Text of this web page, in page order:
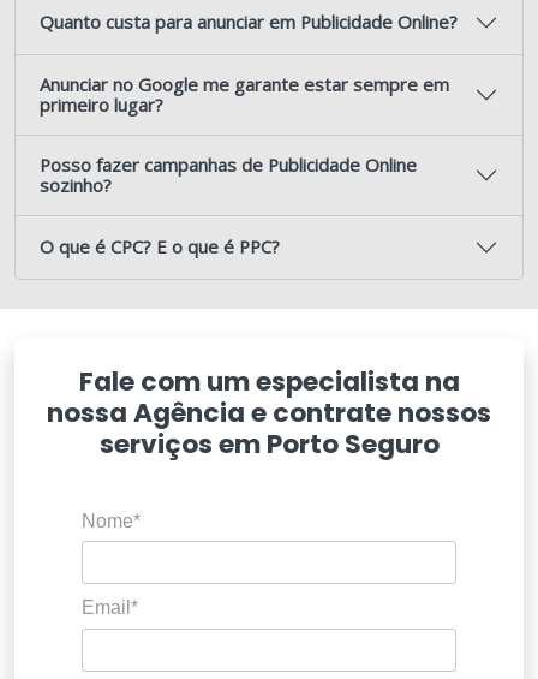
Quanto custa para anunciar em Publicidade Online?
Anunciar no Google me garante estar sempre em
primeiro lugar?
Posso fazer campanhas de Publicidade Online
sozinho?
O que é CPC? E o que é PPC?
Fale com um especialista na
nossa Agência e contrate nossos
serviços em Porto Seguro
Nome*
Email*